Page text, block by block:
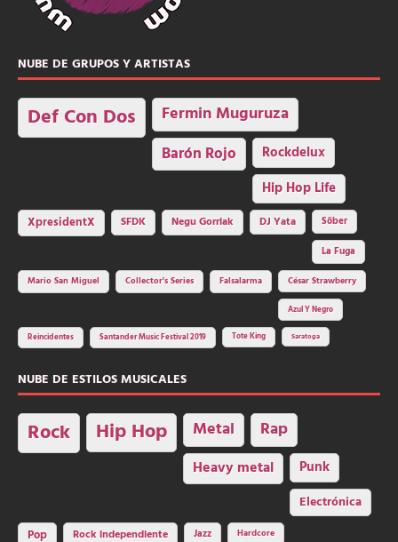
NUBE DE GRUPOS Y ARTISTAS
Def Con Dos Fermin Muguruza
Barón Rojo Rockdelux
Hip Hop Life
XpresidentX SFDK Negu Gorriak DJ Yata
Sôber
La Fuga
Mario San Miguel
Collector's Series Falsalarma César Strawberry
Azul Y Negro
Reincidentes Santander Music Festival 2019 Tote King Saratoga
NUBE DE ESTILOS MUSICALES
Rock Hip Hop Metal Rap
Heavy metal Punk
Electrónica
Pop Rock independiente Jazz Hardcore